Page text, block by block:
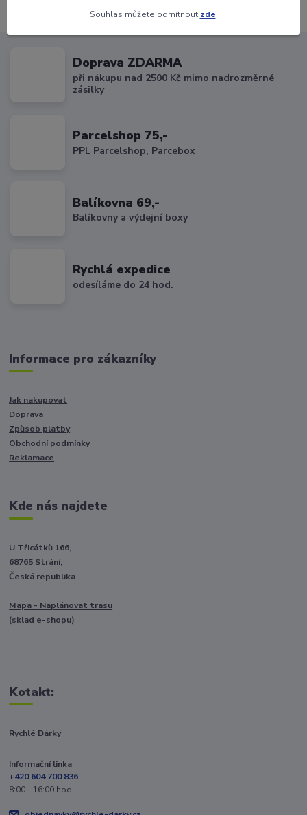
Doprava ZDARMA
při nákupu nad 2500 Kč mimo nadrozměrné
zásilky
Parcelshop 75,-
PPL Parcelshop, Parcebox
Balíkovna 69,-
Balíkovny a výdejní boxy
Rychlá expedice
odesíláme do 24 hod.
Informace pro zákazníky
Jak nakupovat
Doprava
Způsob platby
Obchodní podmínky
Reklamace
Kde nás najdete
U Třicátků 166,
68765 Strání,
Česká republika
Mapa - Naplánovat trasu
(sklad e-shopu)
Kotakt:
Rychlé Dárky
Informační linka
+420 604 700 836
8:00 - 16:00 hod.
Souhlas můžete odmítnout zde.